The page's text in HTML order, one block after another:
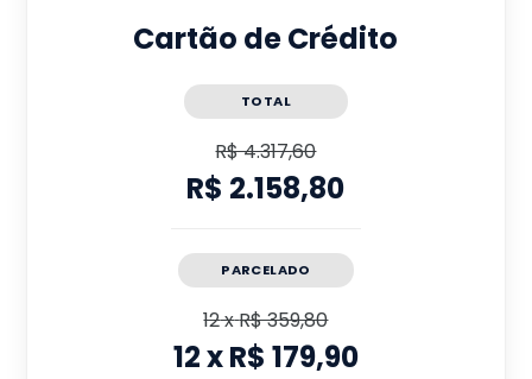
Cartão de Crédito
TOTAL
R$ 4.317,60
R$ 2.158,80
PARCELADO
12xR$ 359,80
12xR$ 179,90